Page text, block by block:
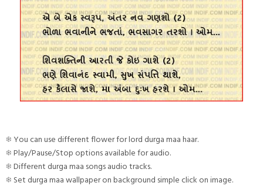
❄ You can use different flower for lord durga maa haar.
❄ Play/Pause/Stop options available for audio.
❄ Different durga maa songs audio tracks.
❄ Set durga maa wallpaper on background simple click on image.